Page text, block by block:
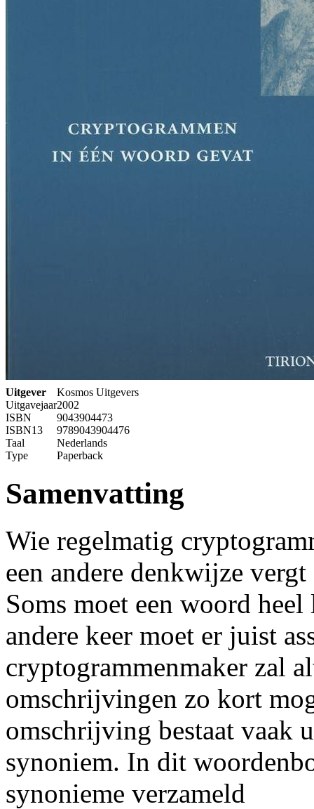
Uitgever
Kosmos Uitgevers
Uitgavejaar2002
ISBN
9043904473
ISBN13
9789043904476
Taal
Nederlands
Type
Paperback
Samenvatting
Wie regelmatig
een andere denkwijze
Soms moet een woord
andere keer moet er juist
cryptogrammenmaker zal
omschrijvingen zo kort
omschrijving bestaat vaak
synoniem. In dit
synonieme verzameld